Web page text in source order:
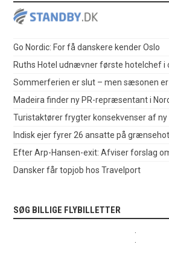
Go Nordic: For få danskere kender Oslo
Ruths Hotel udnævner første hotelchef i
Sommerferien er slut – men sæsonen er
Madeira finder ny PR-repræsentant i
Turistaktører frygter konsekvenser af
Indisk ejer fyrer 26 ansatte på
Efter Arp-Hansen-exit: Afviser forslag
Dansker får topjob hos Travelport
SØG BILLIGE FLYBILLETTER